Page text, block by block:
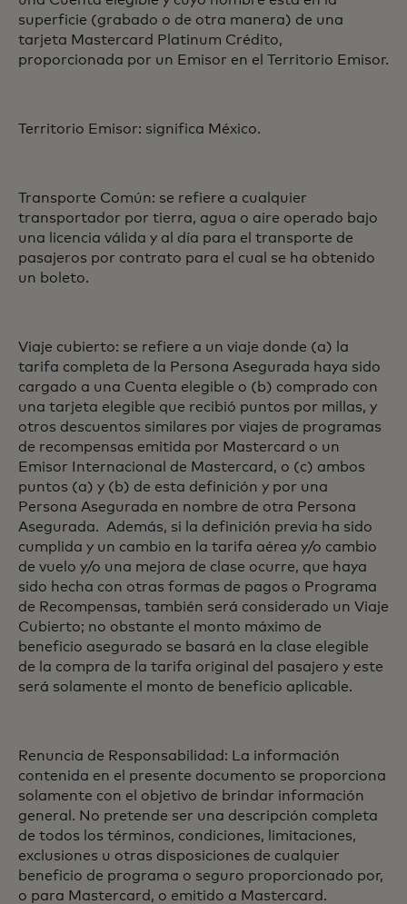
superficie (grabado o de otra manera) de una
tarjeta Mastercard Platinum Crédito,
proporcionada por un Emisor en el Territorio Emisor.
Territorio Emisor: significa México.
Transporte Común: se refiere a cualquier
transportador por tierra, agua o aire operado bajo
una licencia válida y al día para el transporte de
pasajeros por contrato para el cual se ha obtenido
un boleto.
Viaje cubierto: se refiere a un viaje donde (a) la
tarifa completa de la Persona Asegurada haya sido
cargado a una Cuenta elegible o (b) comprado con
una tarjeta elegible que recibió puntos por millas, y
otros descuentos similares por viajes de programas
de recompensas emitida por Mastercard o un
Emisor Internacional de Mastercard, o (c) ambos
puntos (a) y (b) de esta definición y por una
Persona Asegurada en nombre de otra Persona
Asegurada. Además, si la definición previa ha sido
cumplida y un cambio en la tarifa aérea y/o cambio
de vuelo y/o una mejora de clase ocurre, que haya
sido hecha con otras formas de pagos o Programa
de Recompensas, también será considerado un Viaje
Cubierto; no obstante el monto máximo de
beneficio asegurado se basará en la clase elegible
de la compra de la tarifa original del pasajero y este
será solamente el monto de beneficio aplicable.
Renuncia de Responsabilidad: La información
contenida en el presente documento se proporciona
solamente con el objetivo de brindar información
general. No pretende ser una descripción completa
de todos los términos, condiciones, limitaciones,
exclusiones u otras disposiciones de cualquier
beneficio de programa o seguro proporcionado por,
o para Mastercard, o emitido a Mastercard.